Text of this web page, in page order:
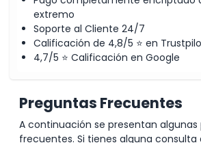
Cosas a Saber
Ubicación
Política de Cancelación
extremo
Soporte al Cliente 24/7
Calificación de 4,8/5 ⭐ en
4,7/5 ⭐ Calificación en Google
Preguntas Frecuentes
A continuación se presentan algunas
frecuentes. Si tienes alguna consulta